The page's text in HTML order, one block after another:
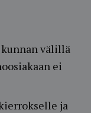
välillä
ei
ja